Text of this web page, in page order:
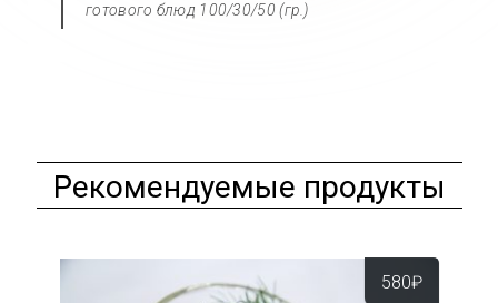
готового блюд 100/30/50 (гр.)
Рекомендуемые продукты
580₽